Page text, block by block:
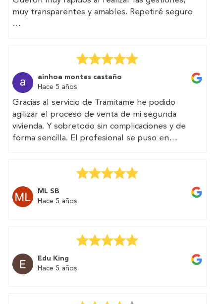
muy transparentes y amables. Repetiré seguro
Gueron very quick to carry out the procedures,
very transparent and friendly. I will repeat for
sure
ainhoa montes castaño
Hace 5 años
Gracias al servicio de Tramitame he podido
agilizar el proceso de venta de mi segunda
vivienda. Y sobretodo sin complicaciones y de
forma sencilla. El profesional se puso en
Muy recommendable.
(Translated by Google)
Thanks to the Tramitame service I have been
second home. And above all without
complications and in a simple way. The
professional contacted me and carried out the
procedures I needed in two days.
ML SB
Hace 5 años
Edu King
Hace 5 años